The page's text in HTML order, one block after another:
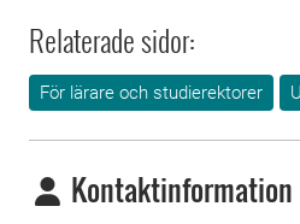
Relaterade sidor:
För lärare och studierektorer
Kontaktinformation